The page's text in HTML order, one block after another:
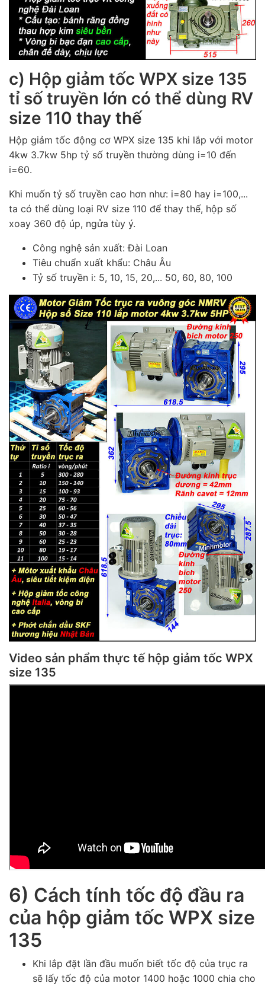
c) Hộp giảm tốc WPX size 135
tỉ số truyền lớn có thể dùng RV
size 110 thay thế
Hộp giảm tốc động cơ WPX size 135 khi lắp với motor
4kw 3.7kw 5hp tỷ số truyền thường dùng i=10 đến
i=60.
Khi muốn tỷ số truyền cao hơn như: i=80 hay i=100,...
ta có thể dùng loại RV size 110 để thay thế, hộp số
xoay 360 độ úp, ngửa tùy ý.
Công nghệ sản xuất: Đài Loan
Tiêu chuẩn xuất khẩu: Châu Âu
Tỷ số truyền i: 5, 10, 15, 20,... 50, 60, 80, 100
Video sản phẩm thực tế hộp giảm tốc WPX
size 135
6) Cách tính tốc độ đầu ra
của hộp giảm tốc WPX size
135
Khi lắp đặt lần đầu muốn biết tốc độ của trục ra
sẽ lấy tốc độ của motor 1400 hoặc 1000 chia cho